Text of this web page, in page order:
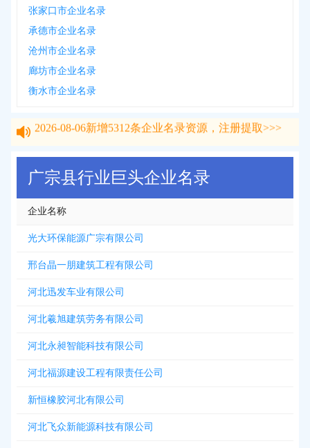
张家口市企业名录
承德市企业名录
沧州市企业名录
廊坊市企业名录
衡水市企业名录
新增 条企业名录资源，注册提取>>>
广宗县行业巨头企业名录
企业名称
光大环保能源广宗有限公司
邢台晶一朋建筑工程有限公司
河北迅发车业有限公司
河北羲旭建筑劳务有限公司
河北永昶智能科技有限公司
河北福源建设工程有限责任公司
新恒橡胶河北有限公司
河北飞众新能源科技有限公司